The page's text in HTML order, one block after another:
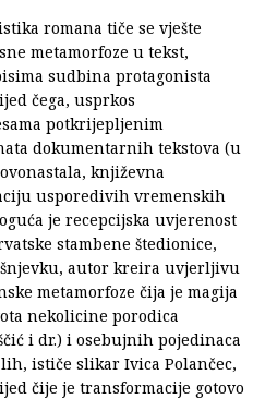
romana tiče se vješte
metamorfoze u tekst,
sudbina protagonista
čega, usprkos
potkrijepljenim
dokumentarnih tekstova (u
književna
usporedivih vremenskih
je recepcijska uvjerenost
stambene štedionice,
autor kreira uvjerljivu
metamorfoze čija je magija
nekolicine porodica
i dr.) i osebujnih pojedinaca
ističe slikar Ivica Polančec,
čije je transformacije gotovo